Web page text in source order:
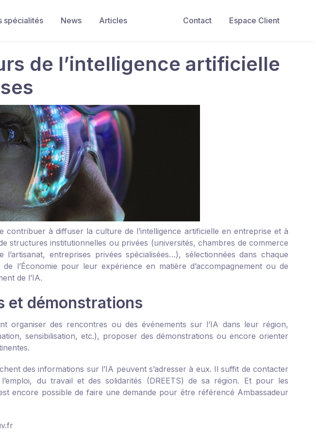
Contact
Espace Client
spécialités News Articles
de l’intelligence artificielle
contribuer à diffuser la culture de l’intelligence artificielle en entreprise et à
structures institutionnelles ou privées (universités, chambres de commerce
entreprises privées spécialisées…), sélectionnées dans chaque
l’Économie pour leur expérience en matière d’accompagnement ou de
de l’IA.
et démonstrations
organiser des rencontres ou des événements sur l’IA dans leur région,
sensibilisation, etc.), proposer des démonstrations ou encore orienter
des informations sur l’IA peuvent s’adresser à eux. Il suffit de contacter
du travail et des solidarités (DREETS) de sa région. Et pour les
encore possible de faire une demande pour être référencé Ambassadeur